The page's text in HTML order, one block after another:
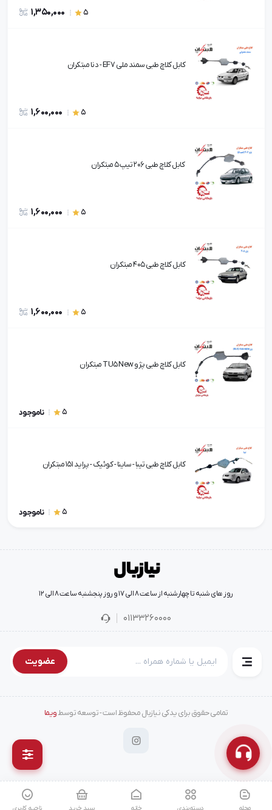
5
1,350,000
کابل کلاچ طبی سمند ملی EF7 - دنا مبتکران
5
1,600,000
کابل کلاچ طبی 206 تیپ 5 مبتکران
5
1,600,000
کابل کلاچ طبی 405 مبتکران
5
1,600,000
کابل کلاچ طبی پژو TU5 New مبتکران
5 ناموجود
کابل کلاچ طبی تیبا - ساینا - کوئیک - پراید 151 مبتکران
5 ناموجود
روز های شنبه تا چهارشنبه از ساعت 8 الی 17 و روز پنجشنبه ساعت 8 الی 12
01133260000
عضویت
تمامی حقوق برای یدکی نیازبال محفوظ است - توسعه توسطویما
مجله دسته‌بندی خانه سبد خرید ناحیه کاربری